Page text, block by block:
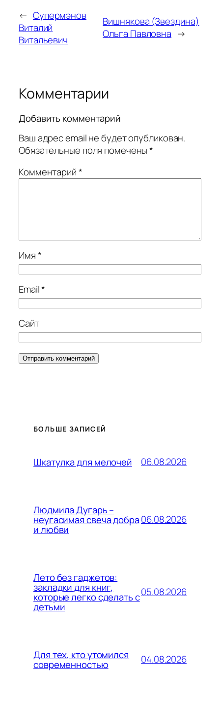
← Супермэнов
Виталий
Витальевич
Вишнякова (Звездина)
Ольга Павловна →
Комментарии
Добавить комментарий
Ваш адрес email не будет опубликован.
Обязательные поля помечены*
Комментарий*
Имя*
Email*
Сайт
БОЛЬШЕ ЗАПИСЕЙ
Шкатулка для мелочей 06.08.2026
Людмила Дугарь –
неугасимая свеча добра
и любви
06.08.2026
Лето без гаджетов:
закладки для книг,
которые легко сделать с
детьми
05.08.2026
Для тех, кто утомился
современностью 04.08.2026